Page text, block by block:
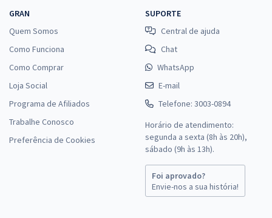
GRAN
Quem Somos
Como Funciona
Como Comprar
Loja Social
Programa de Afiliados
Trabalhe Conosco
Preferência de Cookies
SUPORTE
Central de ajuda
Chat
WhatsApp
E-mail
Telefone: 3003-0894
Horário de atendimento:
segunda a sexta (8h às 20h),
sábado (9h às 13h).
Foi aprovado?
Envie-nos a sua história!